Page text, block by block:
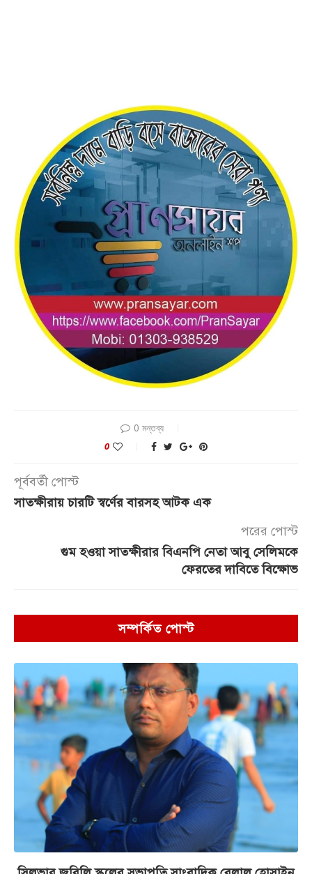
0 মন্তব্য
0
পূর্ববর্তী পোস্ট
সাতক্ষীরায় চারটি স্বর্ণের বারসহ আটক এক
পরের পোস্ট
গুম হওয়া সাতক্ষীরার বিএনপি নেতা আবু সেলিমকে
ফেরতের দাবিতে বিক্ষোভ
সম্পর্কিত পোস্ট